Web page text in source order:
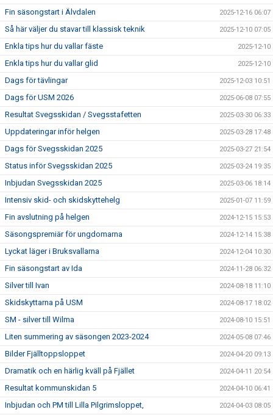
Fin säsongstart i Älvdalen 2025-12-16 06:07
Så här väljer du stavar till klassisk teknik 2025-12-10 07:05
Enkla tips hur du vallar fäste 2025-12-10
Enkla tips hur du vallar glid 2025-12-10
Dags för tävlingar 2025-12-03 10:51
Dags för USM 2026 2025-06-08 07:55
Resultat Svegsskidan / Svegsstafetten 2025-03-30 06:33
Uppdateringar inför helgen 2025-03-28 17:48
Dags för Svegsskidan 2025 2025-03-27 21:54
Status inför Svegsskidan 2025 2025-03-24 19:35
Inbjudan Svegsskidan 2025 2025-03-06 18:14
Intensiv skid- och skidskyttehelg 2025-01-07 11:59
Fin avslutning på helgen 2024-12-15 15:53
Säsongspremiär för ungdomarna 2024-12-14 15:38
Lyckat läger i Bruksvallarna 2024-12-04 10:30
Fin säsongstart av Ida 2024-11-28 06:32
Silver till Ivan 2024-08-18 11:10
Skidskyttarna på USM 2024-08-17 18:02
SM - silver till Wilma 2024-08-10 15:51
Liten summering av säsongen 2023-2024 2024-05-08 07:46
Bilder Fjälltoppsloppet 2024-04-20 09:13
Dramatik och en härlig kväll på Fjället 2024-04-11 20:54
Resultat kommunskidan 5 2024-04-10 06:41
Inbjudan och PM till Lilla Pilgrimsloppet, 2024-04-03 08:05